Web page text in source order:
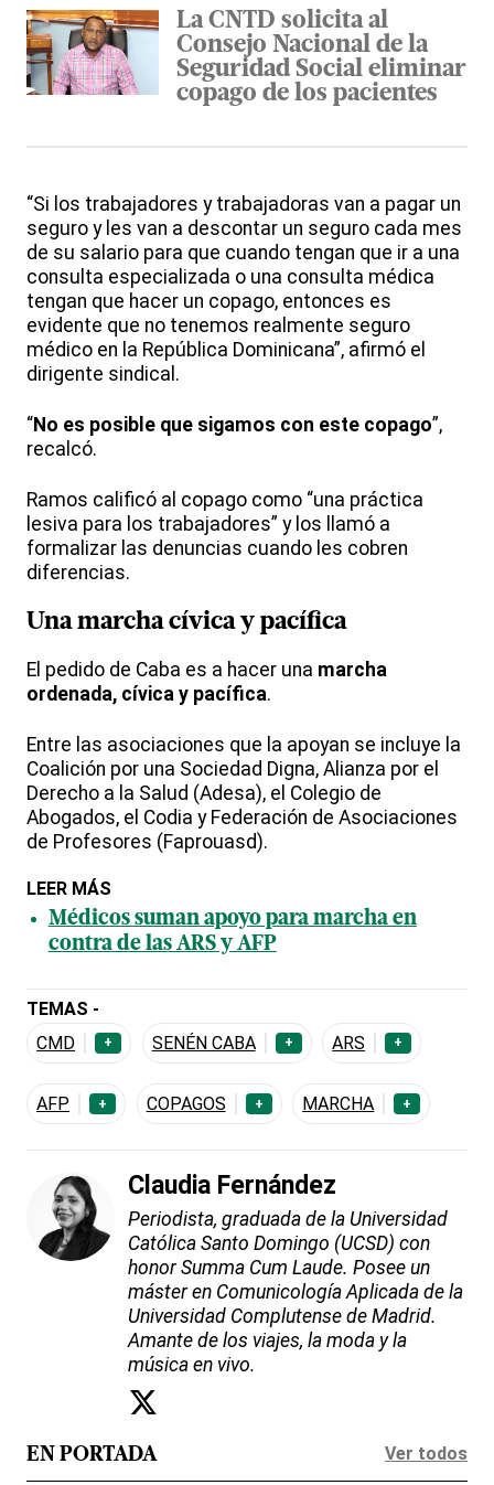
La CNTD solicita al
Consejo Nacional de la
Seguridad Social eliminar
copago de los pacientes
“Si los trabajadores y trabajadoras van a pagar un
seguro y les van a descontar un seguro cada mes
de su salario para que cuando tengan que ir a una
consulta especializada o una consulta médica
tengan que hacer un copago, entonces es
evidente que no tenemos realmente seguro
médico en la República Dominicana”, afirmó el
dirigente sindical.
“No es posible que sigamos con este copago”,
recalcó.
Ramos calificó al copago como “una práctica
lesiva para los trabajadores” y los llamó a
formalizar las denuncias cuando les cobren
diferencias.
Unamarchacívica y pacífica
El pedido de Caba es a hacer una marcha
ordenada, cívica y pacífica.
Entre las asociaciones que la apoyan se incluye la
Coalición por una Sociedad Digna, Alianza por el
Derecho a la Salud (Adesa), el Colegio de
Abogados, el Codia y Federación de Asociaciones
de Profesores (Faprouasd).
LEER MÁS
Médicos suman apoyo para marcha en
contra de las ARS y AFP
TEMAS -
CMD
+ SENÉN CABA + ARS +
AFP + COPAGOS + MARCHA +
Claudia Fernández
Periodista, graduada de la Universidad
Católica Santo Domingo (UCSD) con
honor Summa Cum Laude. Posee un
máster en Comunicología Aplicada de la
Universidad Complutense de Madrid.
Amante de los viajes, la moda y la
música en vivo.
EN PORTADA Ver todos